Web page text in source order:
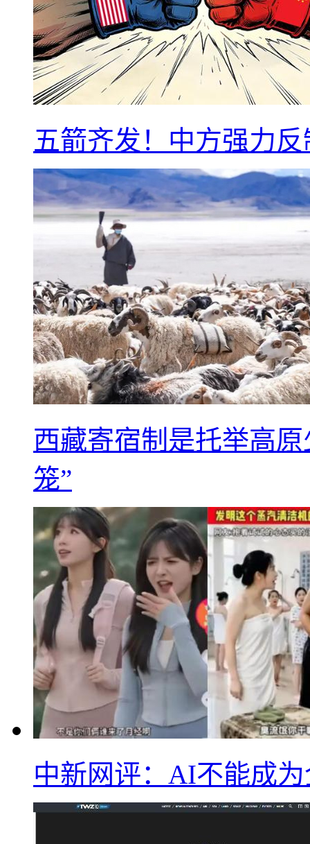
五箭齐发！中方强力
西藏寄宿制是托举高
笼”
中新网评：AI不能成